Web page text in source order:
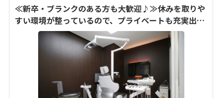
さんに親しまれています。何よりも患者さん
とのコミュニケーションを大切にしている塩
崎院長。その診療スタイルは、患者さんの気
持ちに寄り添ったぬくもりと丁寧さにあふれ
たものです。メンテナンスで通う患者さんに
も、歯科衛生士さんに任せきるのではなく、
必ず顔を出すことを大切にしているそう。3
代、4代と通ってもらえるようなクリニック
をめざし地域に根づいた診療を提供している
塩崎院長に、クリニックの魅力や大切にして
いる想いについて、話を聞きました。
≪新卒・ブランクのある方も大歓迎♪≫休みを取りや
すい環境が整っているので、プライベートも充実出来
ますよ☆